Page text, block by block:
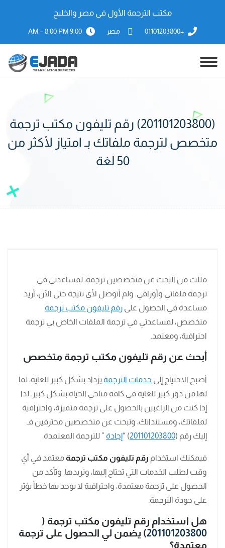
مكتب الترجمة الأول فى مصر والخليج
+01101203800 مصر 9:00 AM – 8:00 PM
(201101203800) رقم تليفون مكتب ترجمة
متخصص لترجمة ملفاتك بـ امتياز لأكثر من
50 لغة
مللت من البحث عن متخصصين ترجمة، لمساعدتي في
ترجمة ملفاتي وأوراقي. ولم أتوصل لأي نتيجة حتى الآن، أريد
مساعدة في الحصول على رقم تليفون مكتب ترجمة
متخصص، لمساعدتي في ترجمة الملفات الخاص بي ترجمة
احترافية، ومعتمد.
أبحث عن رقم تليفون مكتب ترجمة متخصص
أصبح الاحتياج إلى خدمات الترجمة يزداد بشكل كبير للغاية، لما
لها من دور كبير للغاية في كافة مناحي الحياة بشكل كبير. لذا
إذا كنت من الراغبين بالحصول على ترجمة متميزة، واحترافية
لملفاتك، ومستنداتك، وتبحث عن متخصصين محترفين فـ
إليك رقم (201101203800
) “إجادة ” للترجمة المعتمدة.
فيمكنك استخدام رقم تليفون مكتب ترجمة معتمد في أي
وقت لطلب الخدمات التي تحتاج إليها، وتريدها. وتأكد من
الحصول على ترجمة معتمدة، واحترافية لا يوجد بها خطأ يؤثر
على جودة الترجمة.
هل استخدام رقم تليفون مكتب ترجمة (
201101203800) يضمن لي الحصول على ترجمة
معتمدة؟